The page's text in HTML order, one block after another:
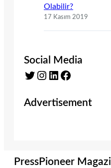
Olabilir?
17 Kasım 2019
Social Media
Twitter Instagram LinkedIn Facebook
Advertisement
PressPioneer